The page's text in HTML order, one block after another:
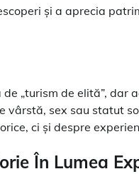
și a aprecia
„turism de elită”,
sex sau statut
ci și despre
În Lumea